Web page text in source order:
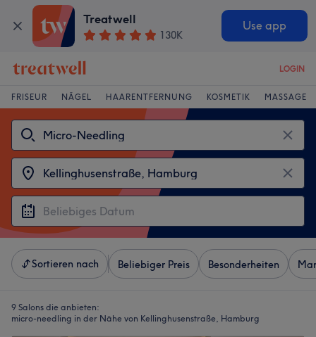
Treatwell
130K
Use app
LOGIN
FRISEUR NÄGEL HAARENTFERNUNG KOSMETIK MASSAGE
Sortieren nach Beliebiger Preis Besonderheiten
9 Salons die anbieten:
micro-needling in der Nähe von Kellinghusenstraße, Hamburg